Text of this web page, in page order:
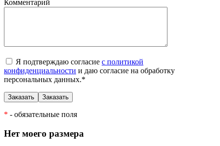
Комментарий
Я подтверждаю согласие с политикой
конфиденциальности и даю согласие на обработку
персональных данных.*
* - обязательные поля
Нет моего размера